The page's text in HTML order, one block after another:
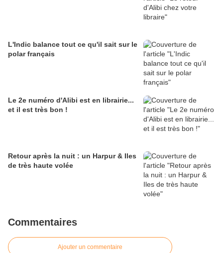
L'Indic balance tout ce qu'il sait sur le
polar français
Le 2e numéro d'Alibi est en librairie...
et il est très bon !
Retour après la nuit : un Harpur & Iles
de très haute volée
Commentaires
Ajouter un commentaire